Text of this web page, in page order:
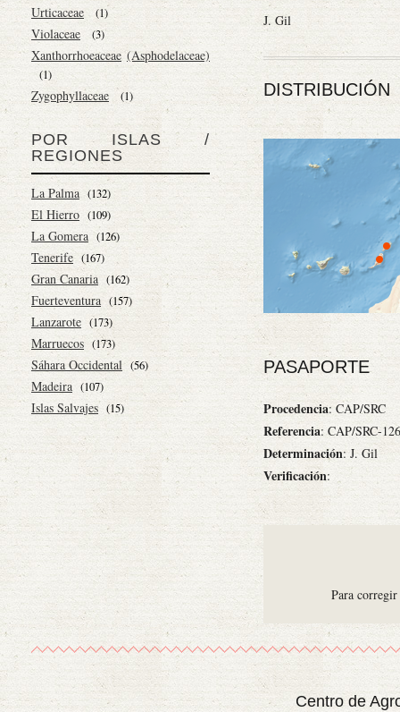
Urticaceae (1)
Violaceae (3)
Xanthorrhoeaceae (Asphodelaceae)
(1)
Zygophyllaceae (1)
POR ISLAS /
REGIONES
La Palma (132)
El Hierro (109)
La Gomera (126)
Tenerife (167)
Gran Canaria (162)
Fuerteventura (157)
Lanzarote (173)
Marruecos (173)
Sáhara Occidental (56)
Madeira (107)
Islas Salvajes (15)
J. Gil
DISTRIBUCIÓN
PASAPORTE
Procedencia: CAP/SRC
Referencia: CAP/SRC-126
Determinación: J. Gil
Verificación:
Para
Centro de